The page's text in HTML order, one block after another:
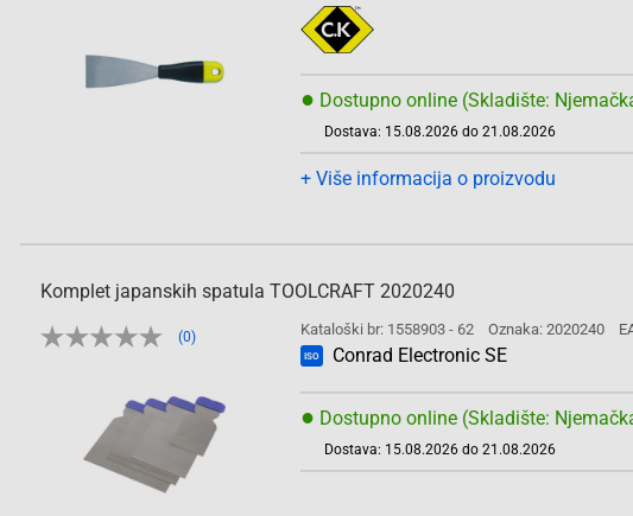
● Dostupno online (Skladište:
Dostava: 15.08.2026 do 21.08.2026
+ Više informacija o proizvodu
Komplet japanskih spatula TOOLCRAFT 2020240
(0) Kataloški br: 1558903 - 62 Oznaka: 2020240
ISO Conrad Electronic SE
● Dostupno online (Skladište:
Dostava: 15.08.2026 do 21.08.2026